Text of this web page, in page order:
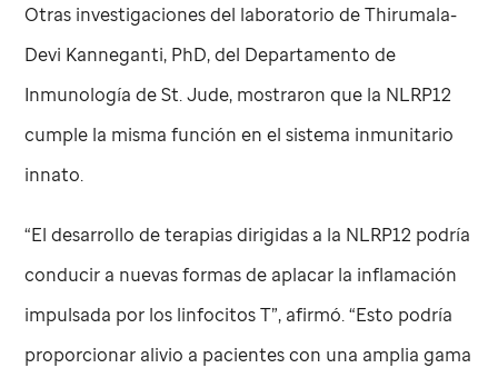
Otras investigaciones del laboratorio de Thirumala-
Devi Kanneganti, PhD, del Departamento de
Inmunología deSt. Jude, mostraron que la NLRP12
cumple la misma función en el sistema inmunitario
innato.
“El desarrollo de terapias dirigidas a la NLRP12 podría
conducir a nuevas formas de aplacar la inflamación
impulsada por los linfocitos T”, afirmó. “Esto podría
proporcionar alivio a pacientes con una amplia gama